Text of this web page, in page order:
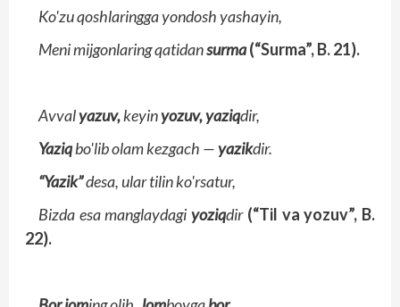
Ko'zu qoshlaringga yondosh yashayin,
Meni mijgonlaring qatidansurma(“Surma”, B. 21).
Avvalyazuv,keyinyozuv, yaziqdir,
Yaziqbo'lib olam kezgach —yazikdir.
“Yazik”desa, ular tilin ko'rsatur,
Bizda esa manglaydagiyoziqdir (“Til va yozuv”, B.
22).